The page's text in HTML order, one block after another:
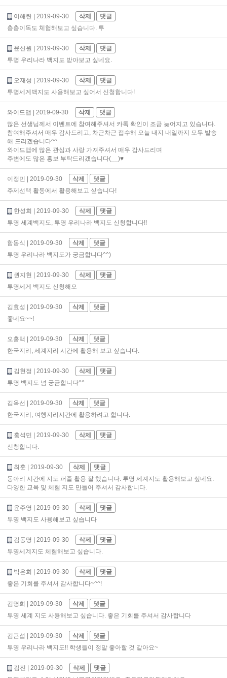
이해란 | 2019-09-30 삭제
댓글
층층이독도 체험해보고 싶습니다. 투
윤신원 | 2019-09-30 삭제
댓글
투명 우리나라 백지도 받아보고 싶네요.
오재성 | 2019-09-30 삭제
댓글
투명세계백지도 사용해보고 싶어서 신청합니다!
와이드맵 | 2019-09-30 삭제
댓글
많은 선생님께서 이벤트에 참여해주셔서 카톡 확인이 조금 늦어지고 있습니다.
참여해주셔서 매우 감사드리고, 차근차근 접수해 오늘 내지 내일까지 모두 발송
해 드리겠습니다^^
와이드맵에 많은 관심과 사랑 가져주셔서 매우 감사드리며
주변에도 많은 홍보 부탁드리겠습니다(__)♥
이정민 | 2019-09-30 삭제
댓글
주제선택 활동에서 활용해보고 싶습니다!
한성희 | 2019-09-30 삭제
댓글
투명 세계백지도, 투명 우리나라 백지도 신청합니다!!
함동식 | 2019-09-30 삭제
댓글
투명 우리나라 백지도가 궁금합니다^^)
권지현 | 2019-09-30 삭제
댓글
투명세게 백지도 신청해오
김효성 | 2019-09-30 삭제
댓글
좋네요~~!
오홍택 | 2019-09-30 삭제
댓글
한국지리, 세계지리 시간에 활용해 보고 싶습니다.
김현정 | 2019-09-30 삭제
댓글
투명 백지도 넘 궁금합니다^^
김옥선 | 2019-09-30 삭제
댓글
한국지리, 여행지리시간에 활용하려고 합니다.
홍석민 | 2019-09-30 삭제
댓글
신청합니다.
최훈 | 2019-09-30 삭제
댓글
동아리 시간에 지도 퍼즐 활용 잘 했습니다. 투명 세계지도 활용해보고 싶네요.
다양한 교육 및 체험 지도 만들어 주셔서 감사합니다.
윤주영 | 2019-09-30 삭제
댓글
투명 백지도 사용해보고 싶습니다
김동명 | 2019-09-30 삭제
댓글
투명세계지도 체험해보고 싶습니다.
박은희 | 2019-09-30 삭제
댓글
좋은 기회를 주셔서 감사합니다~^^!
김명희 | 2019-09-30 삭제
댓글
투명 세계 지도 사용해보고 싶습니다. 좋은 기회를 주셔서 감사합니다
김근섭 | 2019-09-30 삭제
댓글
투명 우리나라 백지도!! 학생들이 정말 좋아할 것 같아요~
김진 | 2019-09-30 삭제
댓글